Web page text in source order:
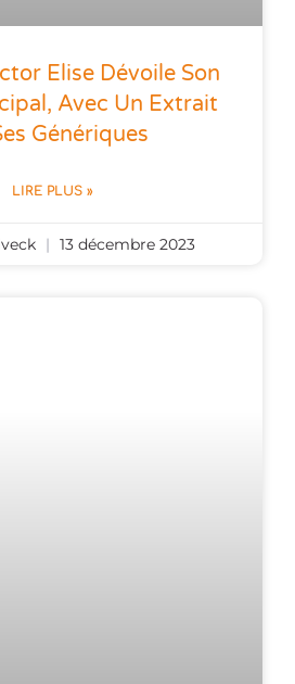
Elise Dévoile Son
Avec Un Extrait
Génériques
LIRE PLUS »
13 décembre 2023